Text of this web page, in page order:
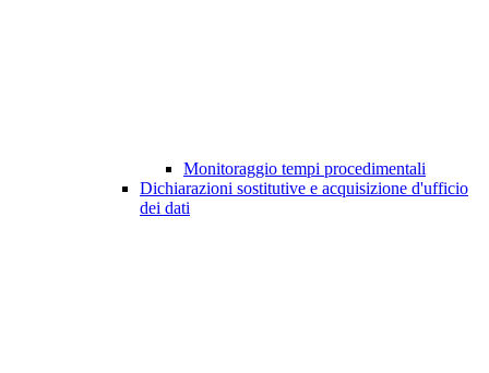
Monitoraggio tempi procedimentali
Dichiarazioni sostitutive e acquisizione d'ufficio
dei dati